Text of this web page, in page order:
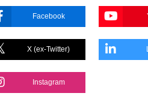
Facebook
X (ex-Twitter)
Instagram